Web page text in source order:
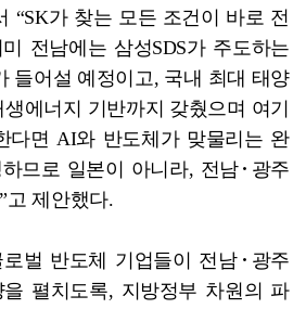
“SK가 찾는 모든 조건이 바로 전
전남에는 삼성SDS가 주도하는
들어설 예정이고, 국내 최대 태양
에너지 기반까지 갖췄으며 여기
다면 AI와 반도체가 맞물리는 완
므로 일본이 아니라, 전남･광주
고 제안했다.
벌 반도체 기업들이 전남･광주
펼치도록, 지방정부 차원의 파